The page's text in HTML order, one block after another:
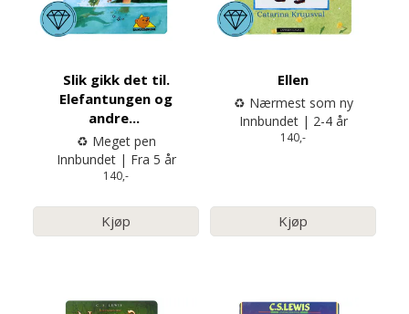
Slik gikk det til.
Elefantungen og
andre...
♻️ Meget pen
Innbundet | Fra 5 år
140,-
Kjøp
Ellen
♻️ Nærmest som ny
Innbundet | 2-4 år
140,-
Kjøp